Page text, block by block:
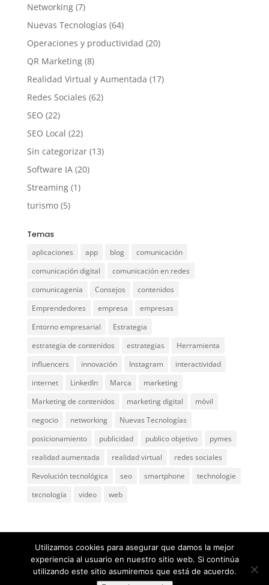
Networking(7)
Nuevas Tecnologías (64)
Operaciones y productividad (20)
QR Marketing(8)
Realidad Virtual y Aumentada (17)
Redes Sociales (62)
SEO (22)
SEO Local (22)
Sin categorizar(13)
Software IA(20)
Streaming(1)
turismo(5)
Temas
aplicaciones app blog
comunicación
comunicación digital
comunicación en redes
comunicagenia
Consejos
contenidos
Emprendedores
empresa
empresas
Entorno empresarial
Estrategia
estrategia de contenidos
estrategias
Herramienta
influencers
innovación Instagram
interactividad
internet
LinkedIn Marca
marketing
Marketing de contenidos
marketing digital
móvil
negocio
networking
Nuevas Tecnologías
posicionamiento
publicidad publico objetivo
pymes
realidad aumentada
realidad virtual
redes sociales
Revolución tecnológica
seo smartphone
technologie
tecnología
video web
@ 2005ComunicaGeniaTeléfono: 618731898 |Mapa
Utilizamos cookies para asegurar que damos la mejor
experiencia al usuario en nuestro sitio web. Si continúa
utilizando este sitio asumiremos que está de acuerdo.